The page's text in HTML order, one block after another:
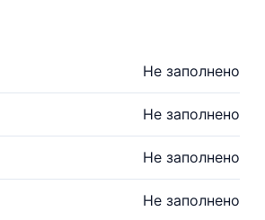
Не заполнено
Не заполнено
Не заполнено
Не заполнено